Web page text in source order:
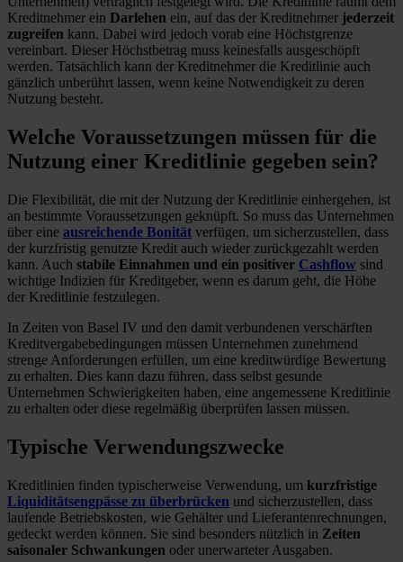
Kreditnehmer ein Darlehen ein, auf das der Kreditnehmer jederzeit
zugreifen kann. Dabei wird jedoch vorab eine Höchstgrenze
vereinbart. Dieser Höchstbetrag muss keinesfalls ausgeschöpft
werden. Tatsächlich kann der Kreditnehmer die Kreditlinie auch
gänzlich unberührt lassen, wenn keine Notwendigkeit zu deren
Nutzung besteht.
Welche Voraussetzungen müssen für die
Nutzung einer Kreditlinie gegeben sein?
Die Flexibilität, die mit der Nutzung der Kreditlinie einhergehen, ist
an bestimmte Voraussetzungen geknüpft. So muss das Unternehmen
über eine ausreichende Bonität verfügen, um sicherzustellen, dass
der kurzfristig genutzte Kredit auch wieder zurückgezahlt werden
kann. Auch stabile Einnahmen und ein positiver Cashflow sind
wichtige Indizien für Kreditgeber, wenn es darum geht, die Höhe
der Kreditlinie festzulegen.
In Zeiten von Basel IV und den damit verbundenen verschärften
Kreditvergabebedingungen müssen Unternehmen zunehmend
strenge Anforderungen erfüllen, um eine kreditwürdige Bewertung
zu erhalten. Dies kann dazu führen, dass selbst gesunde
Unternehmen Schwierigkeiten haben, eine angemessene Kreditlinie
zu erhalten oder diese regelmäßig überprüfen lassen müssen.
Typische Verwendungszwecke
Kreditlinien finden typischerweise Verwendung, um kurzfristige
Liquiditätsengpässe zu überbrücken und sicherzustellen, dass
laufende Betriebskosten, wie Gehälter und Lieferantenrechnungen,
gedeckt werden können. Sie sind besonders nützlich in Zeiten
saisonaler Schwankungen oder unerwarteter Ausgaben.